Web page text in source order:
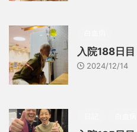
入院188日
2024/12/14